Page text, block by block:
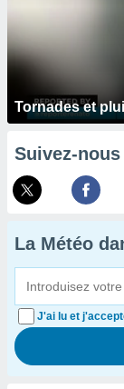
Tornades et
Suivez-nous
La Météo
J'ai lu et